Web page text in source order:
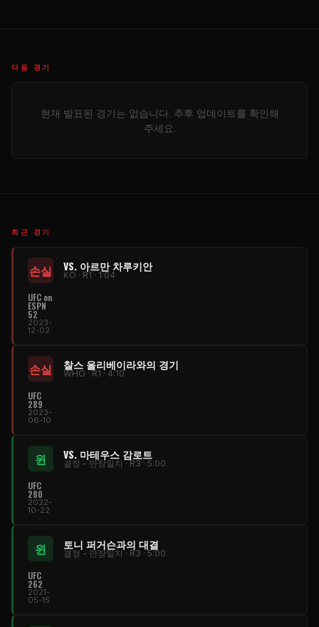
다음 경기
현재 발표된 경기는 없습니다. 추후 업데이트를 확인해
주세요.
최근 경기
손실 VS. 아르만 차루키안
KO · R1 · 1:04
UFC on
ESPN
52
2023-
12-02
손실 찰스 올리베이라와의 경기
WHO · R1 · 4:10
UFC
289
2023-
06-10
윈 VS. 마테우스 감로트
결정 - 만장일치 · R3 · 5:00
UFC
280
2022-
10-22
윈 토니 퍼거슨과의 대결
결정 - 만장일치 · R3 · 5:00
UFC
262
2021-
05-15